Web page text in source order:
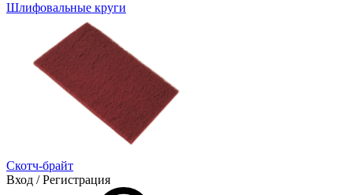
Шлифовальные круги
Скотч-брайт
Вход / Регистрация